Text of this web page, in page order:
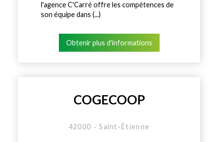
l'agence C'Carré offre les compétences de
son équipe dans (...)
Obtenir plus d'informations
COGECOOP
42000 - Saint-Étienne